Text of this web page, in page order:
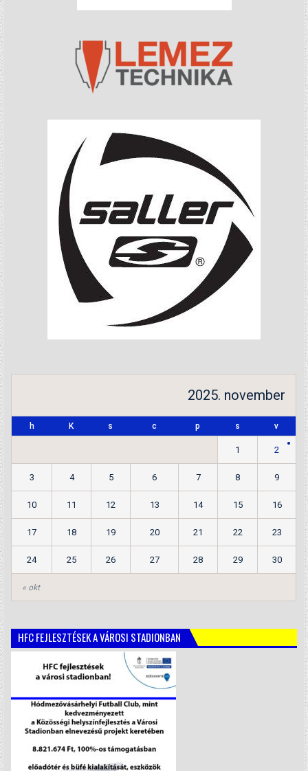
2025. november
h K s c p s v
« okt
1 2
3 4 5 6 7 8 9
10 11 12 13 14 15 16
17 18 19 20 21 22 23
24 25 26 27 28 29 30
HFC FEJLESZTÉSEK A VÁROSI STADIONBAN